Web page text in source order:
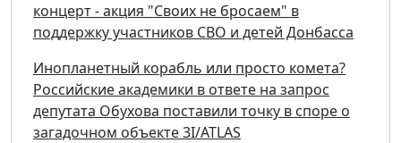
концерт - акция "Своих не бросаем" в
поддержку участников СВО и детей Донбасса
Инопланетный корабль или просто комета?
Российские академики в ответе на запрос
депутата Обухова поставили точку в споре о
загадочном объекте 3I/ATLAS